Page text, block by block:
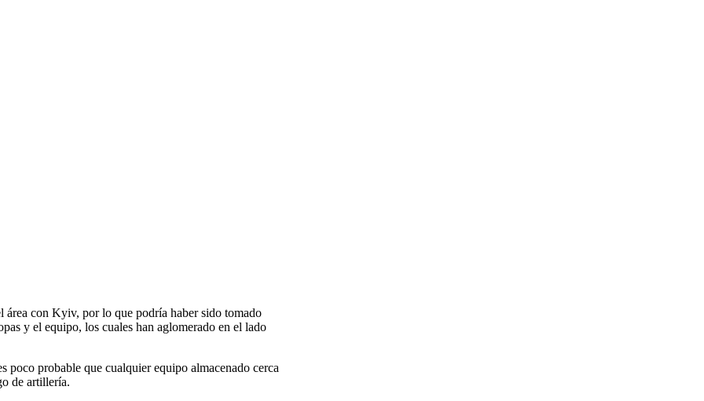
área con Kyiv, por lo que podría haber sido tomado
y el equipo, los cuales han aglomerado en el lado
poco probable que cualquier equipo almacenado cerca
de artillería.